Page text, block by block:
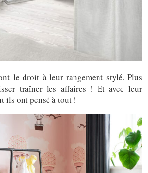
le droit à leur rangement stylé. Plus
traîner les affaires ! Et avec leur
ils ont pensé à tout !